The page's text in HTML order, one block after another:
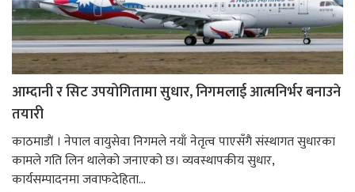
आम्दानी र सिट उपयोगितामा सुधार, निगमलाई आत्मनिर्भर बनाउने
तयारी
काठमाडाैं । नेपाल वायुसेवा निगमले नयाँ नेतृत्व पाएसँगै संस्थागत सुधारका
कामले गति लिन थालेको जनाएको छ। व्यवस्थापकीय सुधार,
कार्यसम्पादनमा जवाफदेहिता...